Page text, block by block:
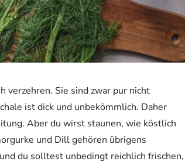
verzehren. Sie sind zwar pur nicht
ist dick und unbekömmlich. Daher
Aber du wirst staunen, wie köstlich
und Dill gehören übrigens
du solltest unbedingt reichlich frischen,